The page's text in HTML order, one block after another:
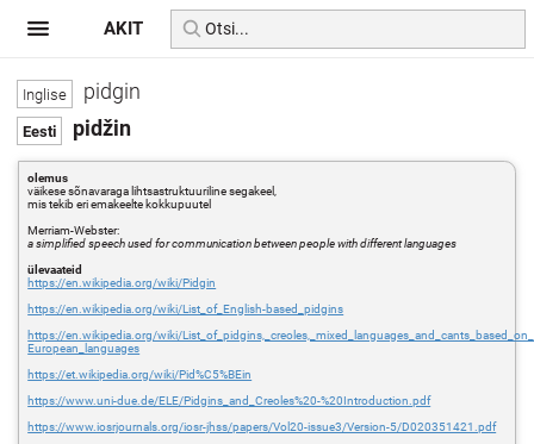
pidgin
pidžin
olemus
väikese sõnavaraga lihtsastruktuuriline segakeel,
mis tekib eri emakeelte kokkupuutel
Merriam-Webster:
a simplified speech used for communication between people with different languages
ülevaateid
https://en.wikipedia.org/wiki/Pidgin
https://en.wikipedia.org/wiki/List_of_English-based_pidgins
https://en.wikipedia.org/wiki/
European_languages
https://et.wikipedia.org/wiki/Pid%C5%BEin
https://www.uni-due.de/ELE/Pidgins_and_Creoles%20-%20Introduction.pdf
https://www.iosrjournals.org/iosr-jhss/papers/Vol20-issue3/Version-5/D020351421.pdf
AKIT